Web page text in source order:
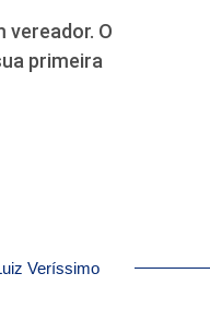
vereador. O
primeira
Veríssimo